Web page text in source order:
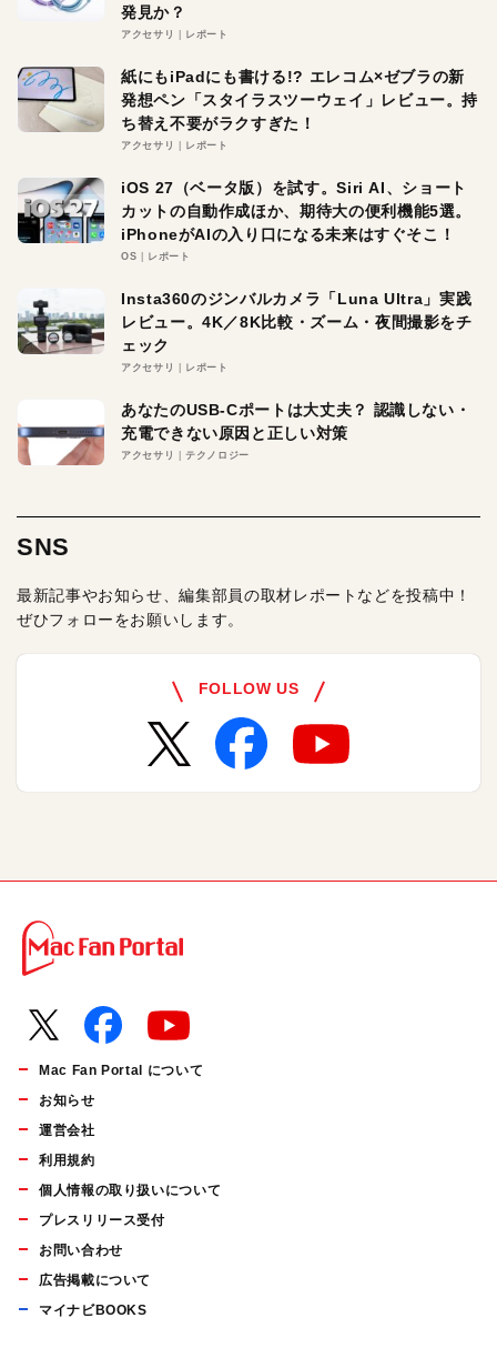
発見か？
アクセサリ レポート
紙にもiPadにも書ける!? エレコム×ゼブラの新
発想ペン「スタイラスツーウェイ」レビュー。持
ち替え不要がラクすぎた！
アクセサリ レポート
iOS 27（ベータ版）を試す。Siri AI、ショート
カットの自動作成ほか、期待大の便利機能5選。
iPhoneがAIの入り口になる未来はすぐそこ！
OS レポート
Insta360のジンバルカメラ「Luna Ultra」実践
レビュー。4K／8K比較・ズーム・夜間撮影をチ
ェック
アクセサリ レポート
あなたのUSB-Cポートは大丈夫？ 認識しない・
充電できない原因と正しい対策
アクセサリ テクノロジー
SNS
最新記事やお知らせ、編集部員の取材レポートなどを投稿中！
ぜひフォローをお願いします。
FOLLOW US
Mac Fan Portal について
お知らせ
運営会社
利用規約
個人情報の取り扱いについて
プレスリリース受付
お問い合わせ
広告掲載について
マイナビBOOKS